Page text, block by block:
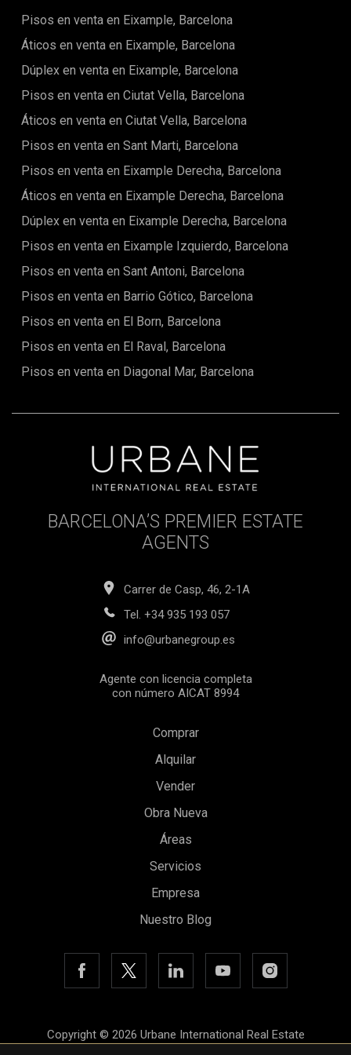
Pisos en venta en Eixample, Barcelona
Áticos en venta en Eixample, Barcelona
Dúplex en venta en Eixample, Barcelona
Pisos en venta en Ciutat Vella, Barcelona
Áticos en venta en Ciutat Vella, Barcelona
Pisos en venta en Sant Marti, Barcelona
Pisos en venta en Eixample Derecha, Barcelona
Áticos en venta en Eixample Derecha, Barcelona
Dúplex en venta en Eixample Derecha, Barcelona
Pisos en venta en Eixample Izquierdo, Barcelona
Pisos en venta en Sant Antoni, Barcelona
Pisos en venta en Barrio Gótico, Barcelona
Pisos en venta en El Born, Barcelona
Pisos en venta en El Raval, Barcelona
Pisos en venta en Diagonal Mar, Barcelona
BARCELONA’S PREMIER ESTATE
AGENTS
Carrer de Casp, 46, 2-1A
Tel. +34 935 193 057
info@urbanegroup.es
Agente con licencia completa
con número AICAT 8994
Comprar
Alquilar
Vender
Obra Nueva
Áreas
Servicios
Empresa
Nuestro Blog
Copyright © 2026 Urbane International Real Estate